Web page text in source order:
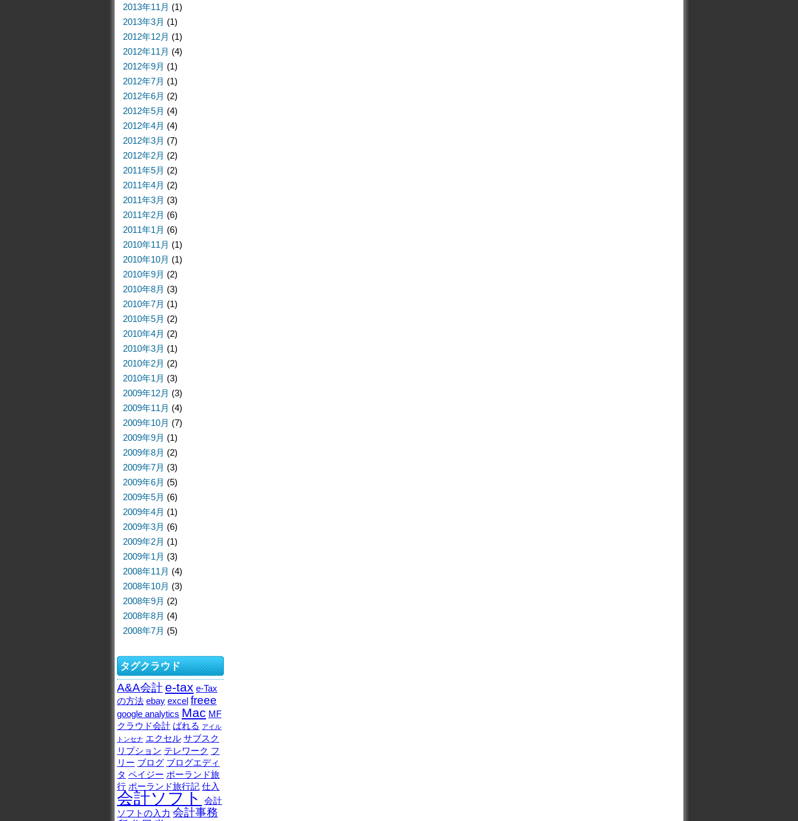
2013年11月 (1)
2013年3月 (1)
2012年12月 (1)
2012年11月 (4)
2012年9月 (1)
2012年7月 (1)
2012年6月 (2)
2012年5月 (4)
2012年4月 (4)
2012年3月 (7)
2012年2月 (2)
2011年5月 (2)
2011年4月 (2)
2011年3月 (3)
2011年2月 (6)
2011年1月 (6)
2010年11月 (1)
2010年10月 (1)
2010年9月 (2)
2010年8月 (3)
2010年7月 (1)
2010年5月 (2)
2010年4月 (2)
2010年3月 (1)
2010年2月 (2)
2010年1月 (3)
2009年12月 (3)
2009年11月 (4)
2009年10月 (7)
2009年9月 (1)
2009年8月 (2)
2009年7月 (3)
2009年6月 (5)
2009年5月 (6)
2009年4月 (1)
2009年3月 (6)
2009年2月 (1)
2009年1月 (3)
2008年11月 (4)
2008年10月 (3)
2008年9月 (2)
2008年8月 (4)
2008年7月 (5)
タグクラウド
A&A会計e-tax e-Tax
の方法 ebay excel freee
google analytics Mac MF
クラウド会計 ばれる アイル
トンセナ エクセル サブスク
リプション テレワーク フ
リー ブログ ブログエディ
タ ペイジー ポーランド旅
行 ポーランド旅行記 仕入
会計ソフト
会計
ソフトの入力 会計事務